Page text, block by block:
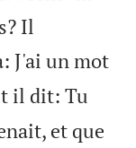
Il
J'ai un mot
il dit: Tu
et que